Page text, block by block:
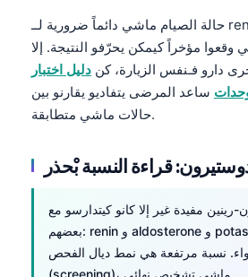
حالة الصيام ماشي دائماً ضرورية لــ renin، ولكن الجفاف
وقعوا مؤخراً كيمكن يحرّفو النتيجة. إلا
دارو فـنفس الزيارة، كن دليل اختبار
ساعد المرضى يتفاديو يقارنو بين
حالات ماشي متطابقة.
قراءة النسبة بْحذر
رينين مفيدة غير إلا كانو كيتدارسو مع
بعضهم: renin و aldosterone و potassium و كمية الملح و
نسبة مرتفعة هي نمط ديال الفحص
(screening)، ماشي تشخيص نهائي.
Беларуская мова
Esperanto
Frysk
Ślōnskŏ gŏdka